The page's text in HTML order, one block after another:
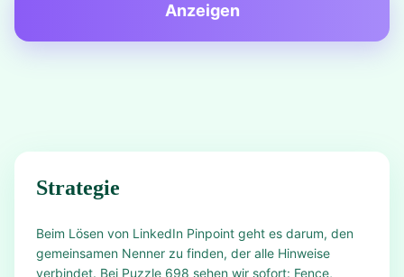
Anzeigen
Strategie
Beim Lösen von LinkedIn Pinpoint geht es darum, den
gemeinsamen Nenner zu finden, der alle Hinweise
verbindet. Bei Puzzle 698 sehen wir sofort: Fence,